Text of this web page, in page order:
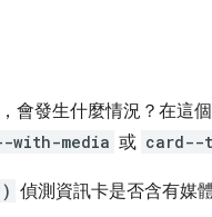
會發生什麼情況？在這
with-media 或 card--
偵測資訊卡是否含有媒